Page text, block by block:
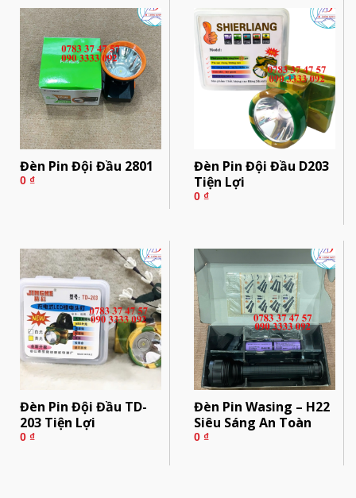
Đèn Pin Đội Đầu 2801
0 ₫
Đèn Pin Đội Đầu D203
Tiện Lợi
0 ₫
Đèn Pin Đội Đầu TD-
203 Tiện Lợi
0 ₫
Đèn Pin Wasing – H22
Siêu Sáng An Toàn
0 ₫